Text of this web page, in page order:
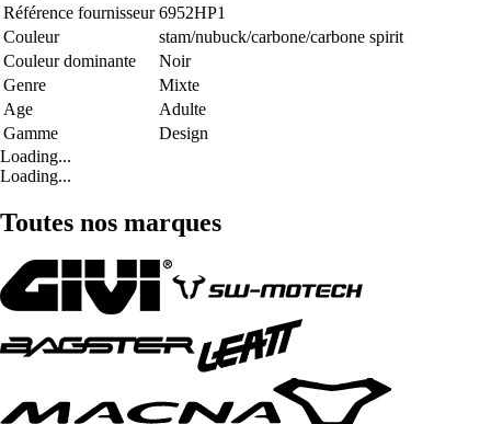
Référence fournisseur 6952HP1
Couleur
stam/nubuck/carbone/carbone spirit
Couleur dominante
Noir
Genre
Mixte
Age
Adulte
Gamme
Design
Loading...
Loading...
Toutes nos marques